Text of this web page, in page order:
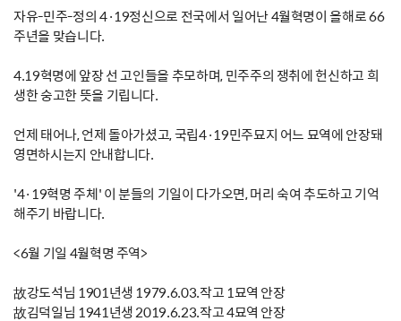
자유-민주-정의 4·19정신으로 전국에서 일어난 4월혁명이 올해로 66
주년을 맞습니다.
4.19혁명에 앞장 선 고인들을 추모하며, 민주주의 쟁취에 헌신하고 희
생한 숭고한 뜻을 기립니다.
언제 태어나, 언제 돌아가셨고, 국립4·19민주묘지 어느 묘역에 안장돼
영면하시는지 안내합니다.
'4·19혁명 주체' 이 분들의 기일이 다가오면, 머리 숙여 추도하고 기억
해주기 바랍니다.
<6월 기일 4월혁명 주역>
故강도석님 1901년생 1979.6.03.작고 1묘역 안장
故김덕일님 1941년생 2019.6.23.작고 4묘역 안장